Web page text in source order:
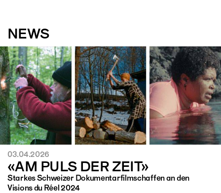
NEWS
03.04.2026
«AM PULS DER ZEIT»
Starkes Schweizer Dokumentarfilmschaffen an den
Visions du Réel 2024